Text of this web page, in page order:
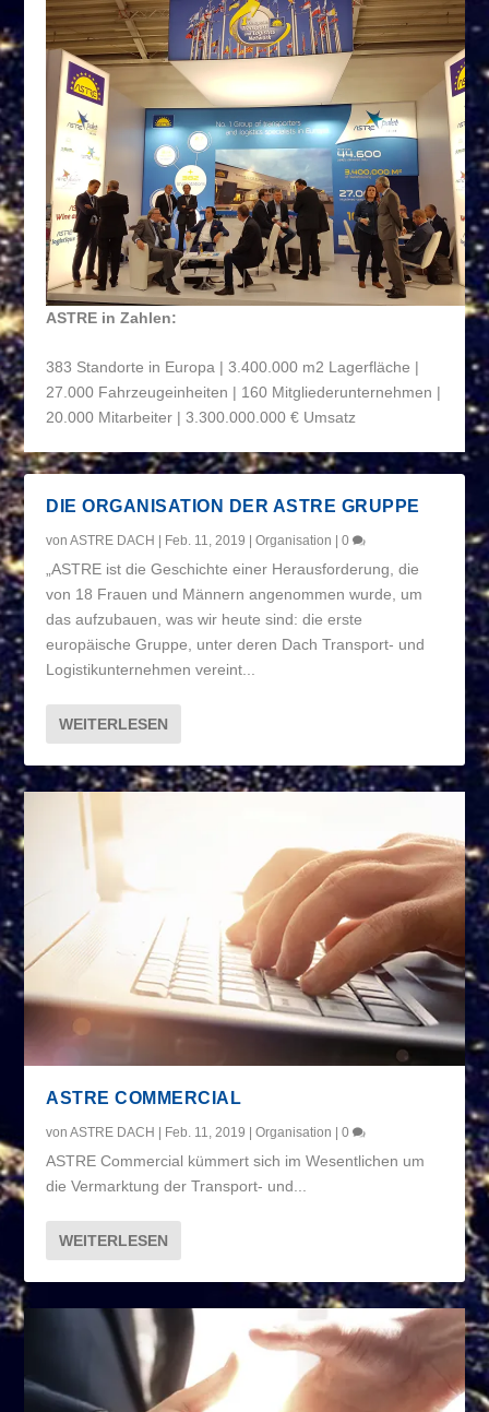
ASTRE in Zahlen:
383 Standorte in Europa | 3.400.000 m2 Lagerfläche |
27.000 Fahrzeugeinheiten | 160 Mitgliederunternehmen |
20.000 Mitarbeiter | 3.300.000.000 € Umsatz
DIE ORGANISATION DER ASTRE GRUPPE
vonASTRE DACH Feb. 11, 2019 |Organisation |0
„ASTRE ist die Geschichte einer Herausforderung, die
von 18 Frauen und Männern angenommen wurde, um
das aufzubauen, was wir heute sind: die erste
europäische Gruppe, unter deren Dach Transport- und
Logistikunternehmen vereint...
WEITERLESEN
ASTRE COMMERCIAL
vonASTRE DACH | Feb. 11, 2019 |Organisation |0
ASTRE Commercial kümmert sich im Wesentlichen um
die Vermarktung der Transport- und...
WEITERLESEN